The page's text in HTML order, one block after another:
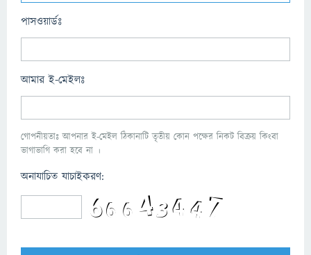
পাসওয়ার্ডঃ
আমার ই-মেইলঃ
গোপনীয়তাঃ আপনার ই-মেইল ঠিকানাটি তৃতীয় কোন পক্ষের নিকট বিক্রয় কিংবা
ভাগাভাগি করা হবে না ।
অনাযাচিত যাচাইকরণ: